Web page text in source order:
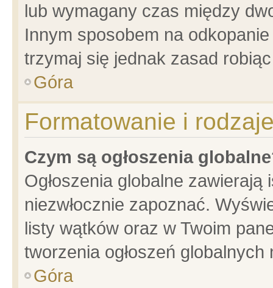
lub wymagany czas między
Innym sposobem na
trzymaj się jednak zasad
Góra
Formatowanie i
Czym są ogłoszenia
Ogłoszenia globalne
niezwłocznie zapoznać.
listy wątków oraz w Twoim
tworzenia ogłoszeń
Góra